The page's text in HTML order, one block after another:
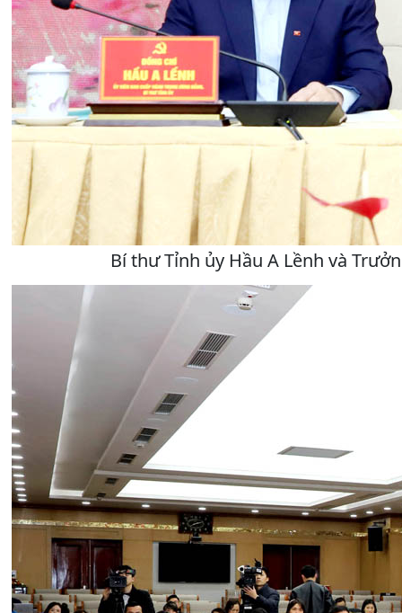
Bí thư Tỉnh ủy Hầu A Lềnh và